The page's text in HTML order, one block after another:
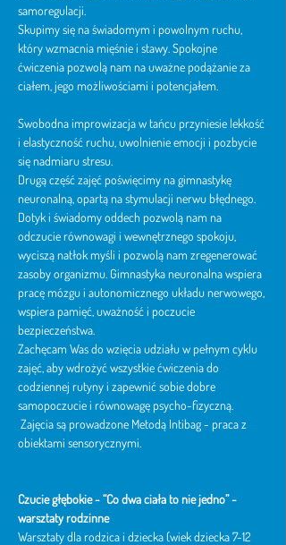
samoregulacji.
Skupimy się na świadomym i powolnym ruchu,
który wzmacnia mięśnie i stawy. Spokojne
ćwiczenia pozwolą nam na uważne podążanie za
ciałem, jego możliwościami i potencjałem.
Swobodna improwizacja w tańcu przyniesie lekkość
i elastyczność ruchu, uwolnienie emocji i pozbycie
się nadmiaru stresu.
Drugą część zajęć poświęcimy na gimnastykę
neuronalną, opartą na stymulacji nerwu błędnego.
Dotyk i świadomy oddech pozwolą nam na
odczucie równowagi i wewnętrznego spokoju,
wyciszą natłok myśli i pozwolą nam zregenerować
zasoby organizmu. Gimnastyka neuronalna wspiera
pracę mózgu i autonomicznego układu nerwowego,
wspiera pamięć, uważność i poczucie
bezpieczeństwa.
Zachęcam Was do wzięcia udziału w pełnym cyklu
zajęć, aby wdrożyć wszystkie ćwiczenia do
codziennej rutyny i zapewnić sobie dobre
samopoczucie i równowagę psycho-fizyczną.
Zajęcia są prowadzone Metodą Intibag - praca z
obiektami sensorycznymi.
Czucie głębokie -“Co dwa ciała to nie jedno” -
warsztaty rodzinne
Warsztaty dla rodzica i dziecka (wiek dziecka 7-12